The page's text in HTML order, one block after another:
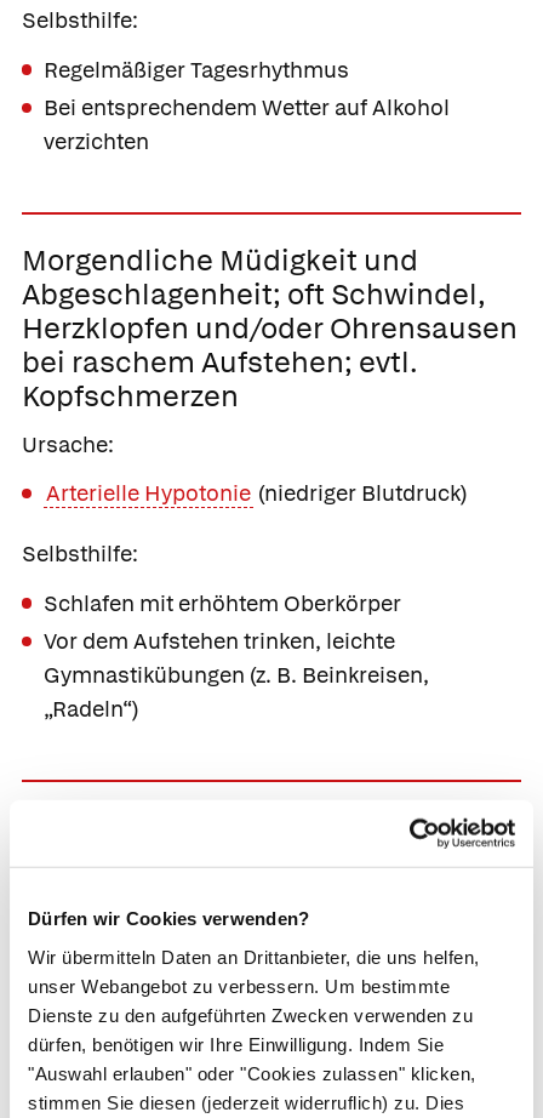
Dürfen wir Cookies verwenden?
Wir übermitteln Daten an Drittanbieter, die uns helfen,
unser Webangebot zu verbessern. Um bestimmte
Dienste zu den aufgeführten Zwecken verwenden zu
dürfen, benötigen wir Ihre Einwilligung. Indem Sie
"Auswahl erlauben" oder "Cookies zulassen" klicken,
stimmen Sie diesen (jederzeit widerruflich) zu. Dies
Selbsthilfe:
Regelmäßiger Tagesrhythmus
Bei entsprechendem Wetter auf Alkohol
verzichten
Morgendliche Müdigkeit und
Abgeschlagenheit; oft Schwindel,
Herzklopfen und/oder Ohrensausen
bei raschem Aufstehen; evtl.
Kopfschmerzen
Ursache:
Arterielle Hypotonie (niedriger Blutdruck)
Selbsthilfe:
Schlafen mit erhöhtem Oberkörper
Vor dem Aufstehen trinken, leichte
Gymnastikübungen (z. B. Beinkreisen,
„Radeln“)
Kurzatmigkeit und Herzklopfen bei
blaue Lippen; evtl. Husten
Ursachen:
Chronische Herzinsuffizienz
Blutarmut(Anämie)
Chronische Lungenerkrankungen, z. B.